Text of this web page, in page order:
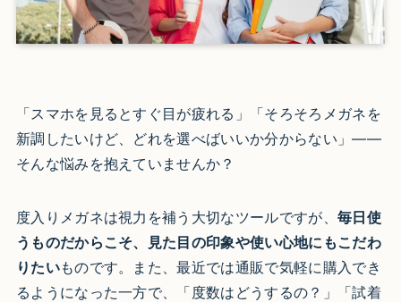
「スマホを見るとすぐ目が疲れる」「そろそろメガネを
新調したいけど、どれを選べばいいか分からない」――
そんな悩みを抱えていませんか？
度入りメガネは視力を補う大切なツールですが、毎日使
うものだからこそ、見た目の印象や使い心地にもこだわ
りたいものです。また、最近では通販で気軽に購入でき
るようになった一方で、「度数はどうするの？」「試着